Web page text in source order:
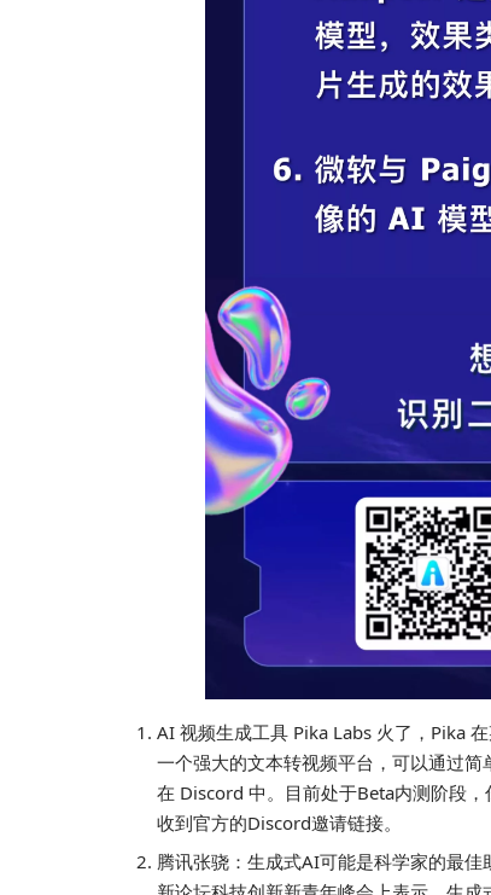
AI 视频生成工具 Pika Labs 火了，Pika
一个强大的文本转视频平台，可以通过
在 Discord 中。目前处于Beta内测阶段
收到官方的Discord邀请链接。
腾讯张骁：生成式AI可能是科学家的最